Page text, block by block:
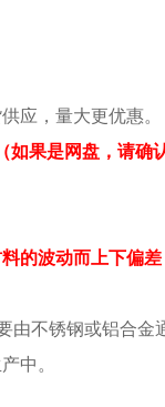
应，量大更优惠。
果是网盘，请确
的波动而上下偏
不锈钢或铝合金
中。